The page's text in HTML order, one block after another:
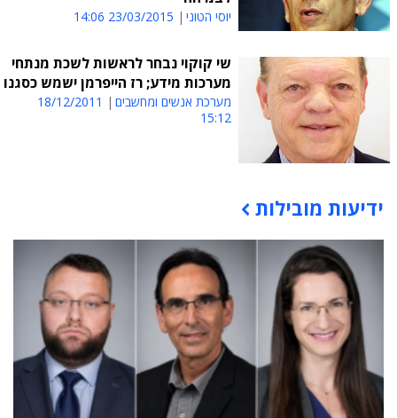
יוסי הטוני 23/03/2015 14:06
שי קוקוי נבחר לראשות לשכת מנתחי
מערכות מידע; רז הייפרמן ישמש כסגנו
מערכת אנשים ומחשבים
18/12/2011
15:12
תוכן פרסומי
ידיעות מובילות